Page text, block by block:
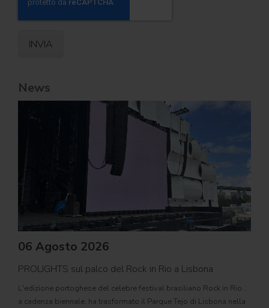
News
06 Agosto 2026
PROLIGHTS sul palco del Rock in Rio a Lisbona
L'edizione portoghese del celebre festival brasiliano Rock in Rio ,
a cadenza biennale, ha trasformato il Parque Tejo di Lisbona nella